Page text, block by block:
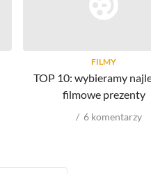
FILMY
TOP 10: wybieramy
filmowe prezenty
6 komentarzy